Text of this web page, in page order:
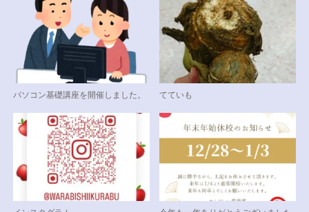
パソコン基礎講座を開催しました。 てていも